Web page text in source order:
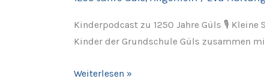
Kinderpodcast zu 1250 Jahre Güls 🎙️ Kleine
Kinder der Grundschule Güls zusammen
Weiterlesen »